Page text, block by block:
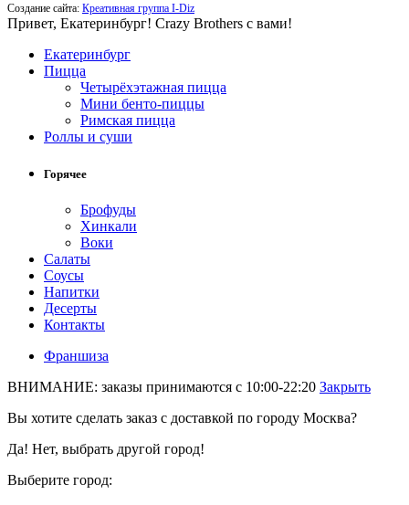
Создание сайта: Креативная группа I-Diz
Привет, Екатеринбург! Crazy Brothers с вами!
Екатеринбург
Пицца
Четырёхэтажная пицца
Мини бенто-пиццы
Римская пицца
Роллы и суши
Горячее
Брофуды
Хинкали
Воки
Салаты
Соусы
Напитки
Десерты
Контакты
Франшиза
ВНИМАНИЕ: заказы принимаются с 10:00-22:20 Закрыть
Вы хотите сделать заказ с доставкой по городу Москва?
Да! Нет, выбрать другой город!
Выберите город: